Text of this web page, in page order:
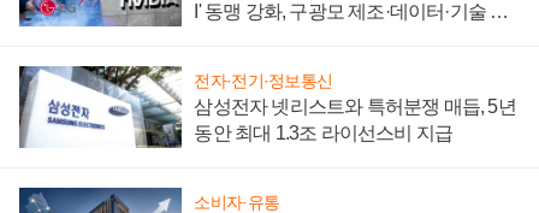
I' 동맹 강화, 구광모 제조·데이터·기술 결
전자·전기·정보통신
삼성전자 넷리스트와 특허분쟁 매듭, 5년
동안 최대 1.3조 라이선스비 지급
소비자·유통